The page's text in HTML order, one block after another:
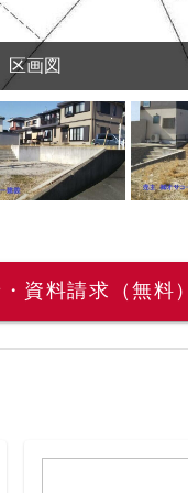
区画図
資料請求（無料）